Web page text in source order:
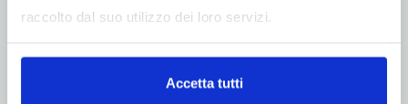
raccolto dal suo utilizzo dei loro servizi.
Accetta tutti
Giflex presenta la nuova governance nel